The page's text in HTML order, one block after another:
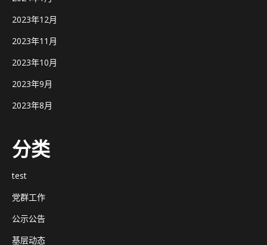
2023年12月
2023年11月
2023年10月
2023年9月
2023年8月
分类
test
党群工作
公示公告
基层动态